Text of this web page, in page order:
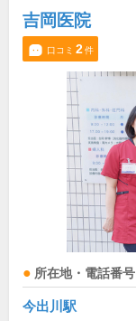
吉岡医院
口コミ 2件
所在地・電話番号
今出川駅